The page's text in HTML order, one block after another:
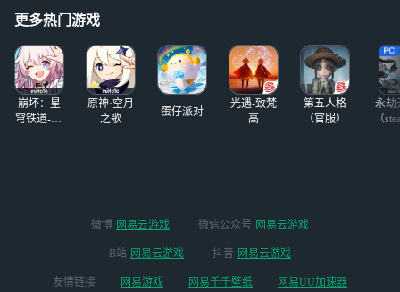
开始知晓这游戏就觉得很梦
更多热门游戏
崩坏：星
穹铁道-4.4
原神·空月
之歌
蛋仔派对
光遇-致梵
高
第五人格
（官服）
永劫
（
微博 网易云游戏 微信公众号 网易云游戏
B站 网易云游戏 抖音 网易云游戏
友情链接 网易游戏 网易千千壁纸 网易UU加速器